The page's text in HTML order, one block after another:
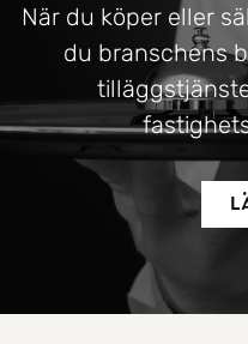
När du köper eller
du branschens